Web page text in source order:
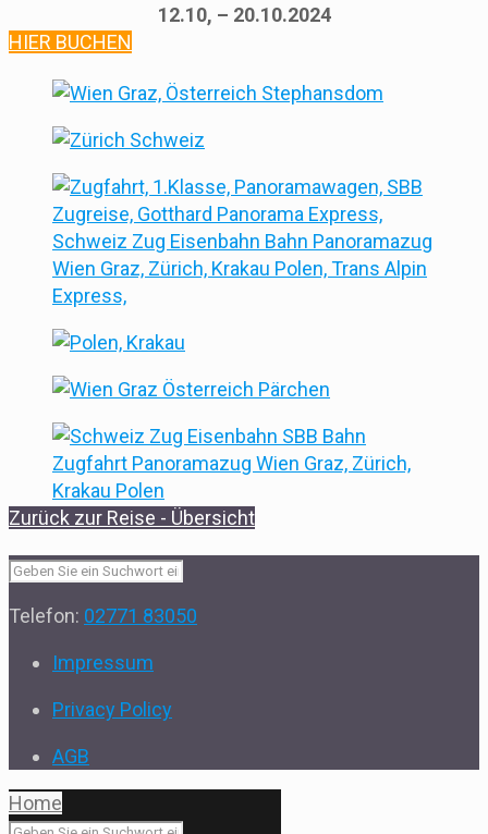
12.10, – 20.10.2024
HIER BUCHEN
Zurück zur Reise - Übersicht
Telefon: 02771 83050
Impressum
Privacy Policy
AGB
Home